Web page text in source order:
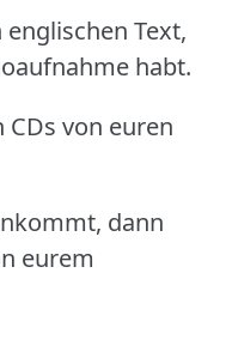
Text,
habt.
von euren
dann
eurem